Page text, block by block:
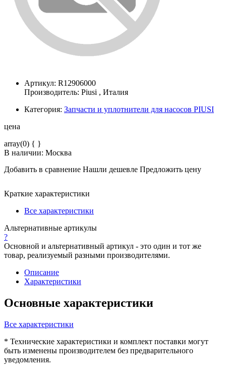
Артикул: R12906000
Производитель: Piusi , Италия
Категория: Запчасти и уплотнители для насосов PIUSI
цена
array(0) { }
В наличии: Москва
Добавить в сравнение Нашли дешевле Предложить цену
Краткие характеристики
Все характеристики
Альтернативные артикулы
?
Основной и альтернативный артикул - это один и тот же
товар, реализуемый разными производителями.
Описание
Характеристики
Основные характеристики
Все характеристики
* Технические характеристики и комплект поставки могут
быть изменены производителем без предварительного
уведомления.